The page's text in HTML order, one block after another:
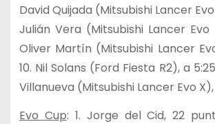
David Quijada (Mitsubishi Lancer Evo
Julián Vera (Mitsubishi Lancer Evo
Oliver Martín (Mitsubishi Lancer
10. Nil Solans (Ford Fiesta R2), a
Villanueva (Mitsubishi Lancer Evo X),
Evo Cup: 1. Jorge del Cid, 22